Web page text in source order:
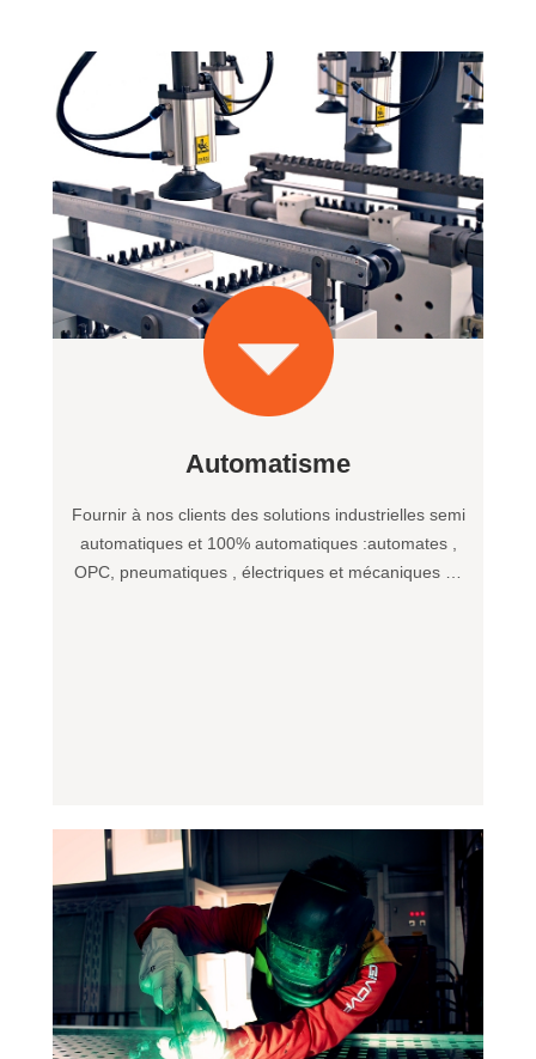
Automatisme
Fournir à nos clients des solutions industrielles semi
automatiques et 100% automatiques :automates ,
OPC, pneumatiques , électriques et mécaniques …